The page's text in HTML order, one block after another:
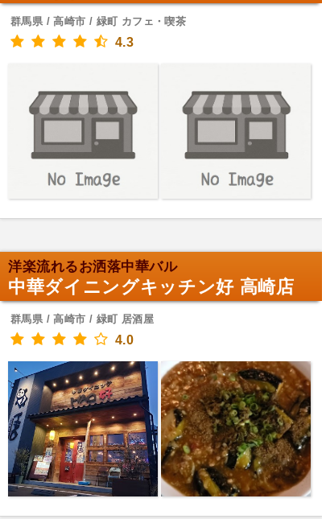
群馬県 / 高崎市 / 緑町 カフェ・喫茶
4.3
洋楽流れるお洒落中華バル
中華ダイニングキッチン好 高崎店
群馬県 / 高崎市 / 緑町 居酒屋
4.0